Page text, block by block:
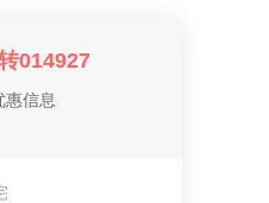
014927
惠信息